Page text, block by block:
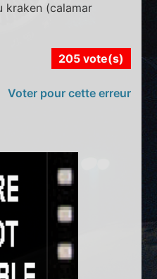
kraken (calamar
205 vote(s)
Voter pour cette erreur